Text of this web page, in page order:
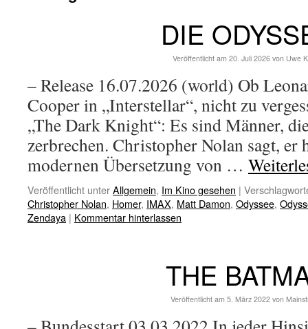
DIE
Veröffentlicht am 20. Juli 2026 von Uwe
– Release 16.07.2026 (world) Ob
Cooper in „Interstellar“, nicht zu
„The Dark Knight“: Es sind Männer,
zerbrechen. Christopher Nolan sagt, er
modernen Übersetzung von …
Veröffentlicht unterAllgemein, Im Kino gesehen |
Christopher Nolan, Homer, IMAX, Matt Damon, Odyssee,
Zendaya | Kommentar hinterlassen
THE
Veröffentlicht am 5. März 2022 von